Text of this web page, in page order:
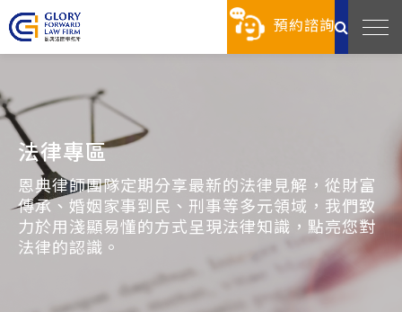
預約諮詢
法律專區
恩典律師團隊定期分享最新的法律見解，從財富
傳承、婚姻家事到民、刑事等多元領域，我們致
力於用淺顯易懂的方式呈現法律知識，點亮您對
法律的認識。